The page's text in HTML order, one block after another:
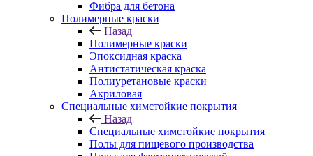
Фибра для бетона
Полимерные краски
Назад
Полимерные краски
Эпоксидная краска
Антистатическая краска
Полиуретановые краски
Акриловая
Специальные химстойкие покрытия
Назад
Специальные химстойкие покрытия
Полы для пищевого производства